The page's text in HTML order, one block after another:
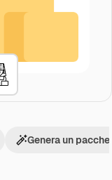
Genera un